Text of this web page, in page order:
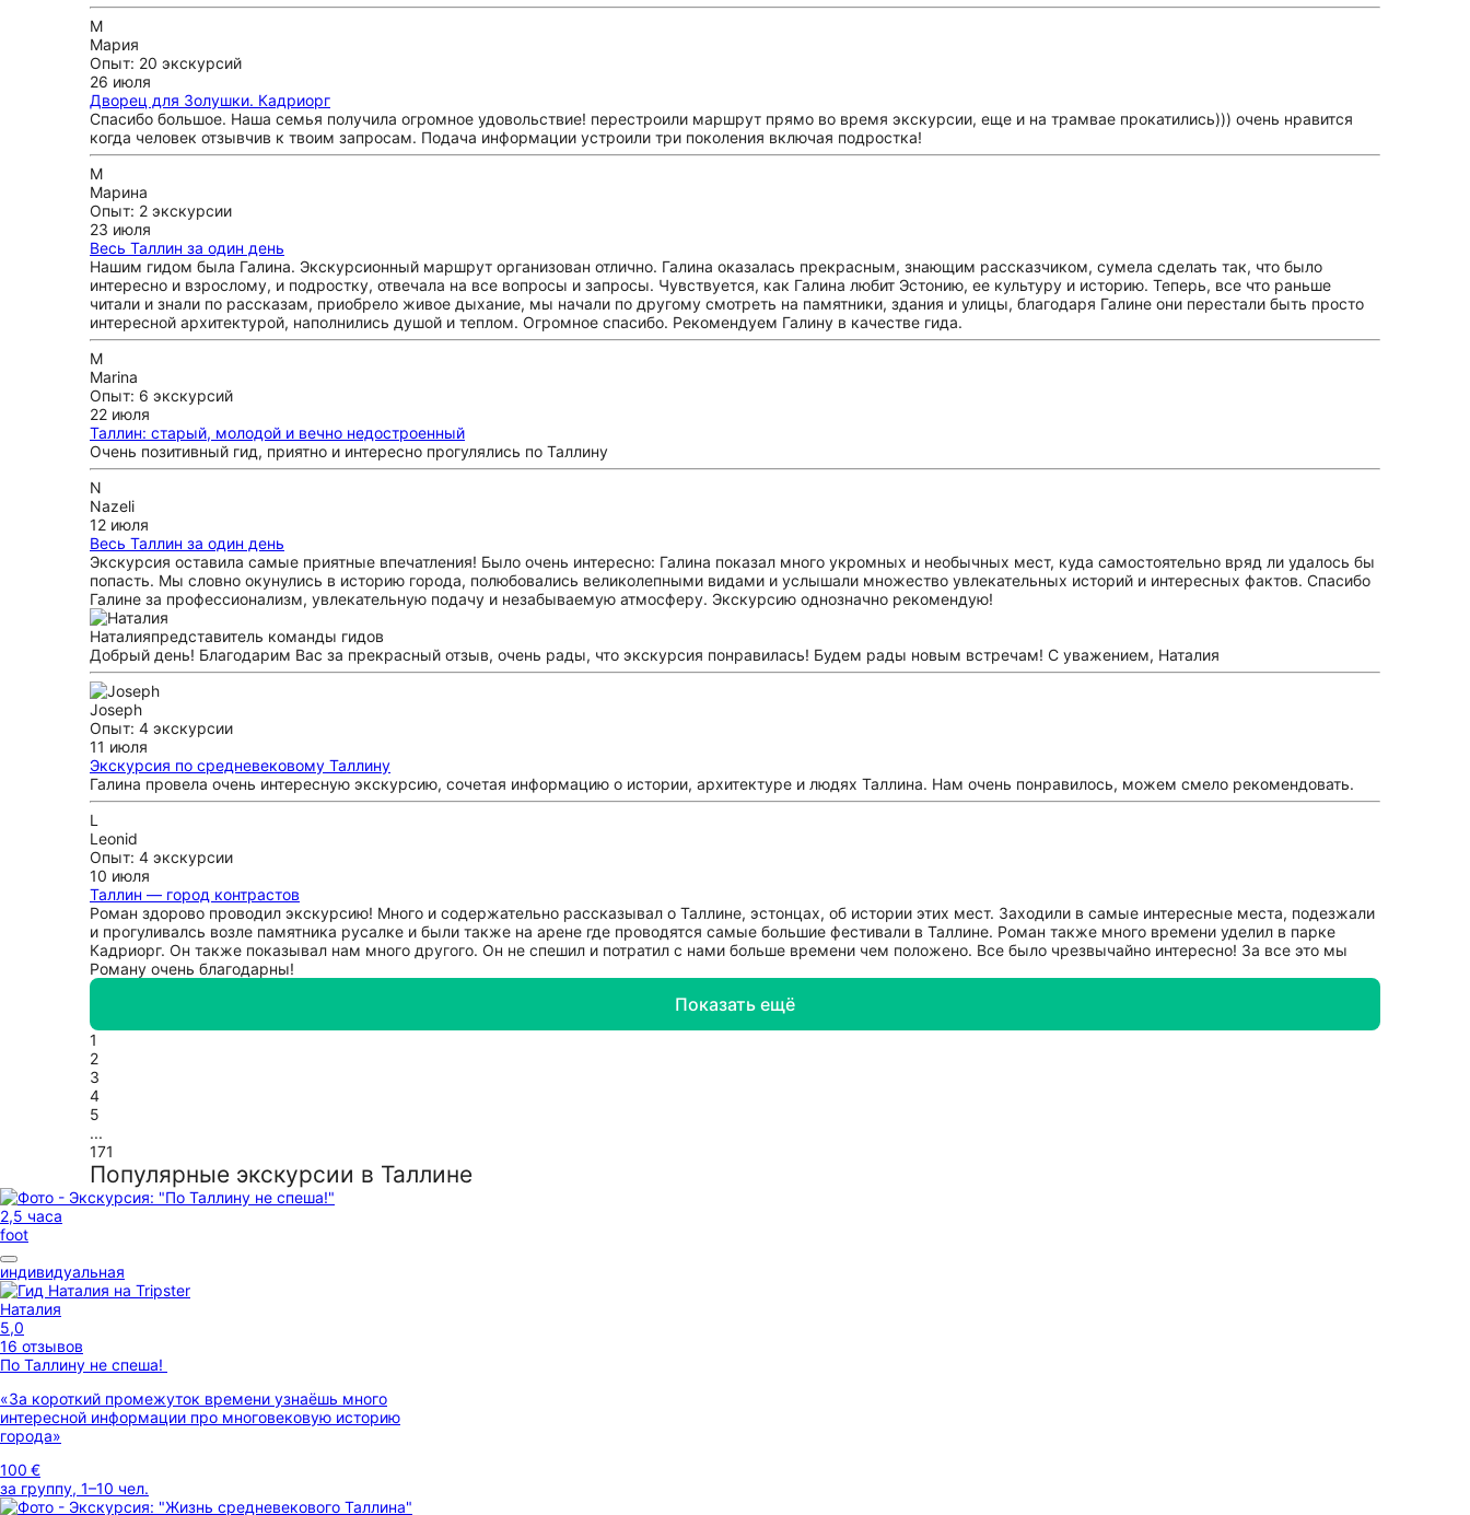
М
Мария
Опыт: 20 экскурсий
26 июля
Дворец для Золушки. Кадриорг
Спасибо большое. Наша семья получила огромное удовольствие! перестроили маршрут прямо во время экскурсии, еще и на трамвае прокатились))) очень нравится
когда человек отзывчив к твоим запросам. Подача информации устроили три поколения включая подростка!
М
Марина
Опыт: 2 экскурсии
23 июля
Весь Таллин за один день
Нашим гидом была Галина. Экскурсионный маршрут организован отлично. Галина оказалась прекрасным, знающим рассказчиком, сумела сделать так, что было
интересно и взрослому, и подростку, отвечала на все вопросы и запросы. Чувствуется, как Галина любит Эстонию, ее культуру и историю. Теперь, все что раньше
читали и знали по рассказам, приобрело живое дыхание, мы начали по другому смотреть на памятники, здания и улицы, благодаря Галине они перестали быть просто
интересной архитектурой, наполнились душой и теплом. Огромное спасибо. Рекомендуем Галину в качестве гида.
M
Marina
Опыт: 6 экскурсий
22 июля
Таллин: старый, молодой и вечно недостроенный
Очень позитивный гид, приятно и интересно прогулялись по Таллину
N
Nazeli
12 июля
Весь Таллин за один день
Экскурсия оставила самые приятные впечатления! Было очень интересно: Галина показал много укромных и необычных мест, куда самостоятельно вряд ли удалось бы
попасть. Мы словно окунулись в историю города, полюбовались великолепными видами и услышали множество увлекательных историй и интересных фактов. Спасибо
Галине за профессионализм, увлекательную подачу и незабываемую атмосферу. Экскурсию однозначно рекомендую!
Наталияпредставитель команды гидов
Добрый день! Благодарим Вас за прекрасный отзыв, очень рады, что экскурсия понравилась! Будем рады новым встречам! С уважением, Наталия
Joseph
Опыт: 4 экскурсии
11 июля
Экскурсия по средневековому Таллину
Галина провела очень интересную экскурсию, сочетая информацию о истории, архитектуре и людях Таллина. Нам очень понравилось, можем смело рекомендовать.
L
Leonid
Опыт: 4 экскурсии
10 июля
Таллин — город контрастов
Роман здорово проводил экскурсию! Много и содержательно рассказывал о Таллине, эстонцах, об истории этих мест. Заходили в самые интересные места, подезжали
и прогуливалсь возле памятника русалке и были также на арене где проводятся самые большие фестивали в Таллине. Роман также много времени уделил в парке
Кадриорг. Он также показывал нам много другого. Он не спешил и потратил с нами больше времени чем положено. Все было чрезвычайно интересно! За все это мы
Роману очень благодарны!
Показать ещё
1
2
3
4
5
...
171
Популярные экскурсии в Таллине
2,5 часа
foot
индивидуальная
Наталия
5,0
16 отзывов
По Таллину не спеша!
«За короткий промежуток времени узнаёшь много
интересной информации про многовековую историю
города»
100 €
за группу, 1–10 чел.